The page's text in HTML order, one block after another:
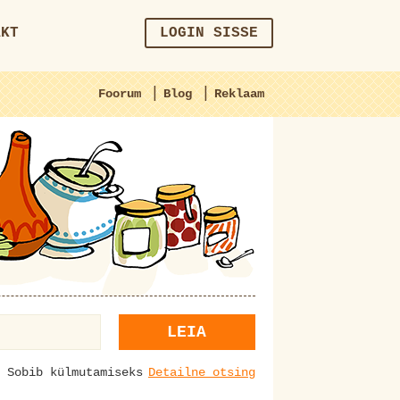
LOGIN SISSE
Foorum | Blog | Reklaam
LEIA
Sobib külmutamiseks Detailne otsing